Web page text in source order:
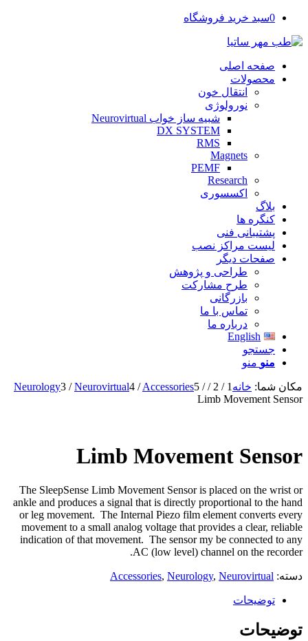
0سبد خرید فروشگاه
صفحه اصلی
محصولات
انتقال خون
نورولوژی
شبیه ساز خواب Neurovirtual
DX SYSTEM
RMS
Magnets
PEMF
Research
اکسسوری
بلاگ
کنگره ها
پشتیبانی فنی
لیست مراکز نصب
صفحات دیگر
طراحی و پژوهش
طرح مشارکت
بازرگانی
تماس با ما
درباره ما
English
جستجو
منو منو
مکان شما: خانه 1
/
2
/
Neurology3 / Neurovirtual4 / Accessories5 /
Limb Movement Sensor
Limb Movement Sensor
The SleepSense Limb Movement Sensor is placed on the wrist or
ankle and produces a signal that is directly proportional to the hand
or leg movement. The Internal Piezo film element converts every
movement to a small analog voltage that provides a clear, reliable
indication of that movement. The sensor my be connected to any
AC (low level) channel on the recorder.
دسته: Accessories, Neurology, Neurovirtual
توضیحات
توضیحات